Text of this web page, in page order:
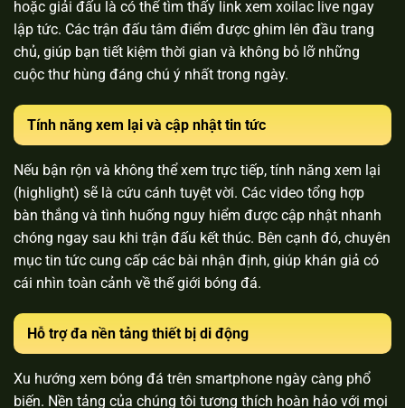
hoặc giải đấu là có thể tìm thấy link xem xoilac live ngay
lập tức. Các trận đấu tâm điểm được ghim lên đầu trang
chủ, giúp bạn tiết kiệm thời gian và không bỏ lỡ những
cuộc thư hùng đáng chú ý nhất trong ngày.
Tính năng xem lại và cập nhật tin tức
Nếu bận rộn và không thể xem trực tiếp, tính năng xem lại
(highlight) sẽ là cứu cánh tuyệt vời. Các video tổng hợp
bàn thắng và tình huống nguy hiểm được cập nhật nhanh
chóng ngay sau khi trận đấu kết thúc. Bên cạnh đó, chuyên
mục tin tức cung cấp các bài nhận định, giúp khán giả có
cái nhìn toàn cảnh về thế giới bóng đá.
Hỗ trợ đa nền tảng thiết bị di động
Xu hướng xem bóng đá trên smartphone ngày càng phổ
biến. Nền tảng của chúng tôi tương thích hoàn hảo với mọi